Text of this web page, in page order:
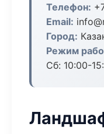
Телефон:
Email:
Город:
Режим
Сб: 10:00-